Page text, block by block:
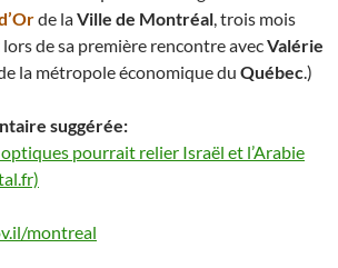
de laVille de Montréal, trois mois
de sa première rencontre avecValérie
la métropole économique du Québec.)
suggérée:
pourrait relier Israël et l’Arabie
montreal